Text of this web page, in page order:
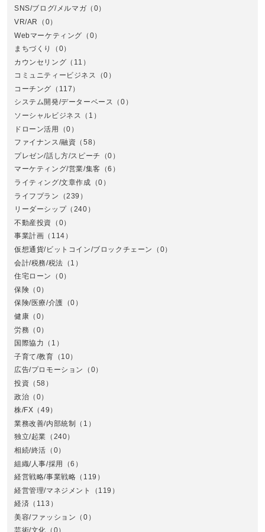
SNS/ブログ/メルマガ （0）
VR/AR
（0）
Webマーケティング （0）
まちづくり
（0）
カウンセリング （11）
コミュニティービジネス
（0）
コーチング （117）
システム開発/データーベース （0）
ソーシャルビジネス （1）
ドローン活用
（0）
ファイナンス/融資 （58）
プレゼン/話し方/スピーチ
（0）
マーケティング/営業/集客 （6）
ライティング/文章作成 （0）
ライフプラン
（239）
リーダーシップ（240）
不動産投資 （0）
事業計画 （114）
仮想通貨/ビットコイン/ブロックチェーン
（0）
会計/税務/税法 （1）
住宅ローン
（0）
保険 （0）
保険/医療/介護 （0）
健康 （0）
労務 （0）
国際協力 （1）
子育て/教育 （10）
広告/プロモーション
（0）
投資 （58）
政治 （0）
株/FX （49）
業務改善/内部統制 （1）
独立/起業 （240）
相続/終活 （0）
組織/人事/採用
（6）
経営戦略/事業戦略 （119）
経営管理/マネジメント
（119）
経済 （113）
美容/ファッション （0）